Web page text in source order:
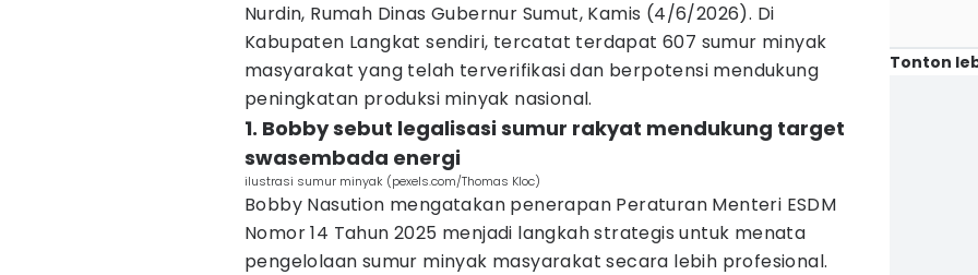
Nurdin, Rumah Dinas Gubernur Sumut, Kamis (4/6/2026). Di
Kabupaten Langkat sendiri, tercatat terdapat 607 sumur minyak
masyarakat yang telah terverifikasi dan berpotensi mendukung
peningkatan produksi minyak nasional.
1. Bobby sebut legalisasi sumur rakyat mendukung target
swasembada energi
ilustrasi sumur minyak (pexels.com/Thomas Kloc)
Bobby Nasution mengatakan penerapan Peraturan Menteri ESDM
Nomor 14 Tahun 2025 menjadi langkah strategis untuk menata
pengelolaan sumur minyak masyarakat secara lebih profesional.
Tonton